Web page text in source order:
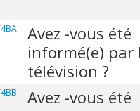
Avez -vous été
informé(e) par
télévision ?
Avez -vous été